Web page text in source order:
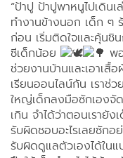
“ป้าปู ป้าปูพาหนูไปเดิน
ทำงานข้างนอก เด็ก ๆ
ก่อน เริ่มติดใจและคุ้นชิ
ซีเด็กน้อย
พ
ช่วยงานบ้านและเอาเสื้
เรียนออนไลน์กัน เรา
ใหญ่เด็กลงมือซักเองจั
เกิน จำได้ว่าตอนเรายั
รับผิดชอบอะไรเลยซัก
รับผิดดูแลตัวเองได้ในแ